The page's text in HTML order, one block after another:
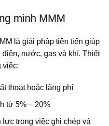
minh MMM
là giải pháp tiên tiến giúp
nước, gas và khí. Thiết
việc:
thoát hoặc lãng phí
từ 5% – 20%
trong việc ghi chép và